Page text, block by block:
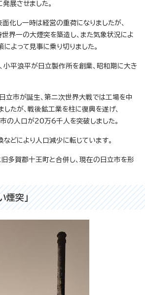
展させました。
化し一時は経営の重荷になりましたが、
界一の大煙突を築造し、また気象状況によ
よって見事に乗り切りました。
平浪平が日立製作所を創業、昭和期に大き
市が誕生、第二次世界大戦では工場を中
たが、戦後鉱工業を柱に復興を遂げ、
人口が20万6千人を突破しました。
どにより人口減少に転じています。
賀郡十王町と合併し、現在の日立市を形
煙突」